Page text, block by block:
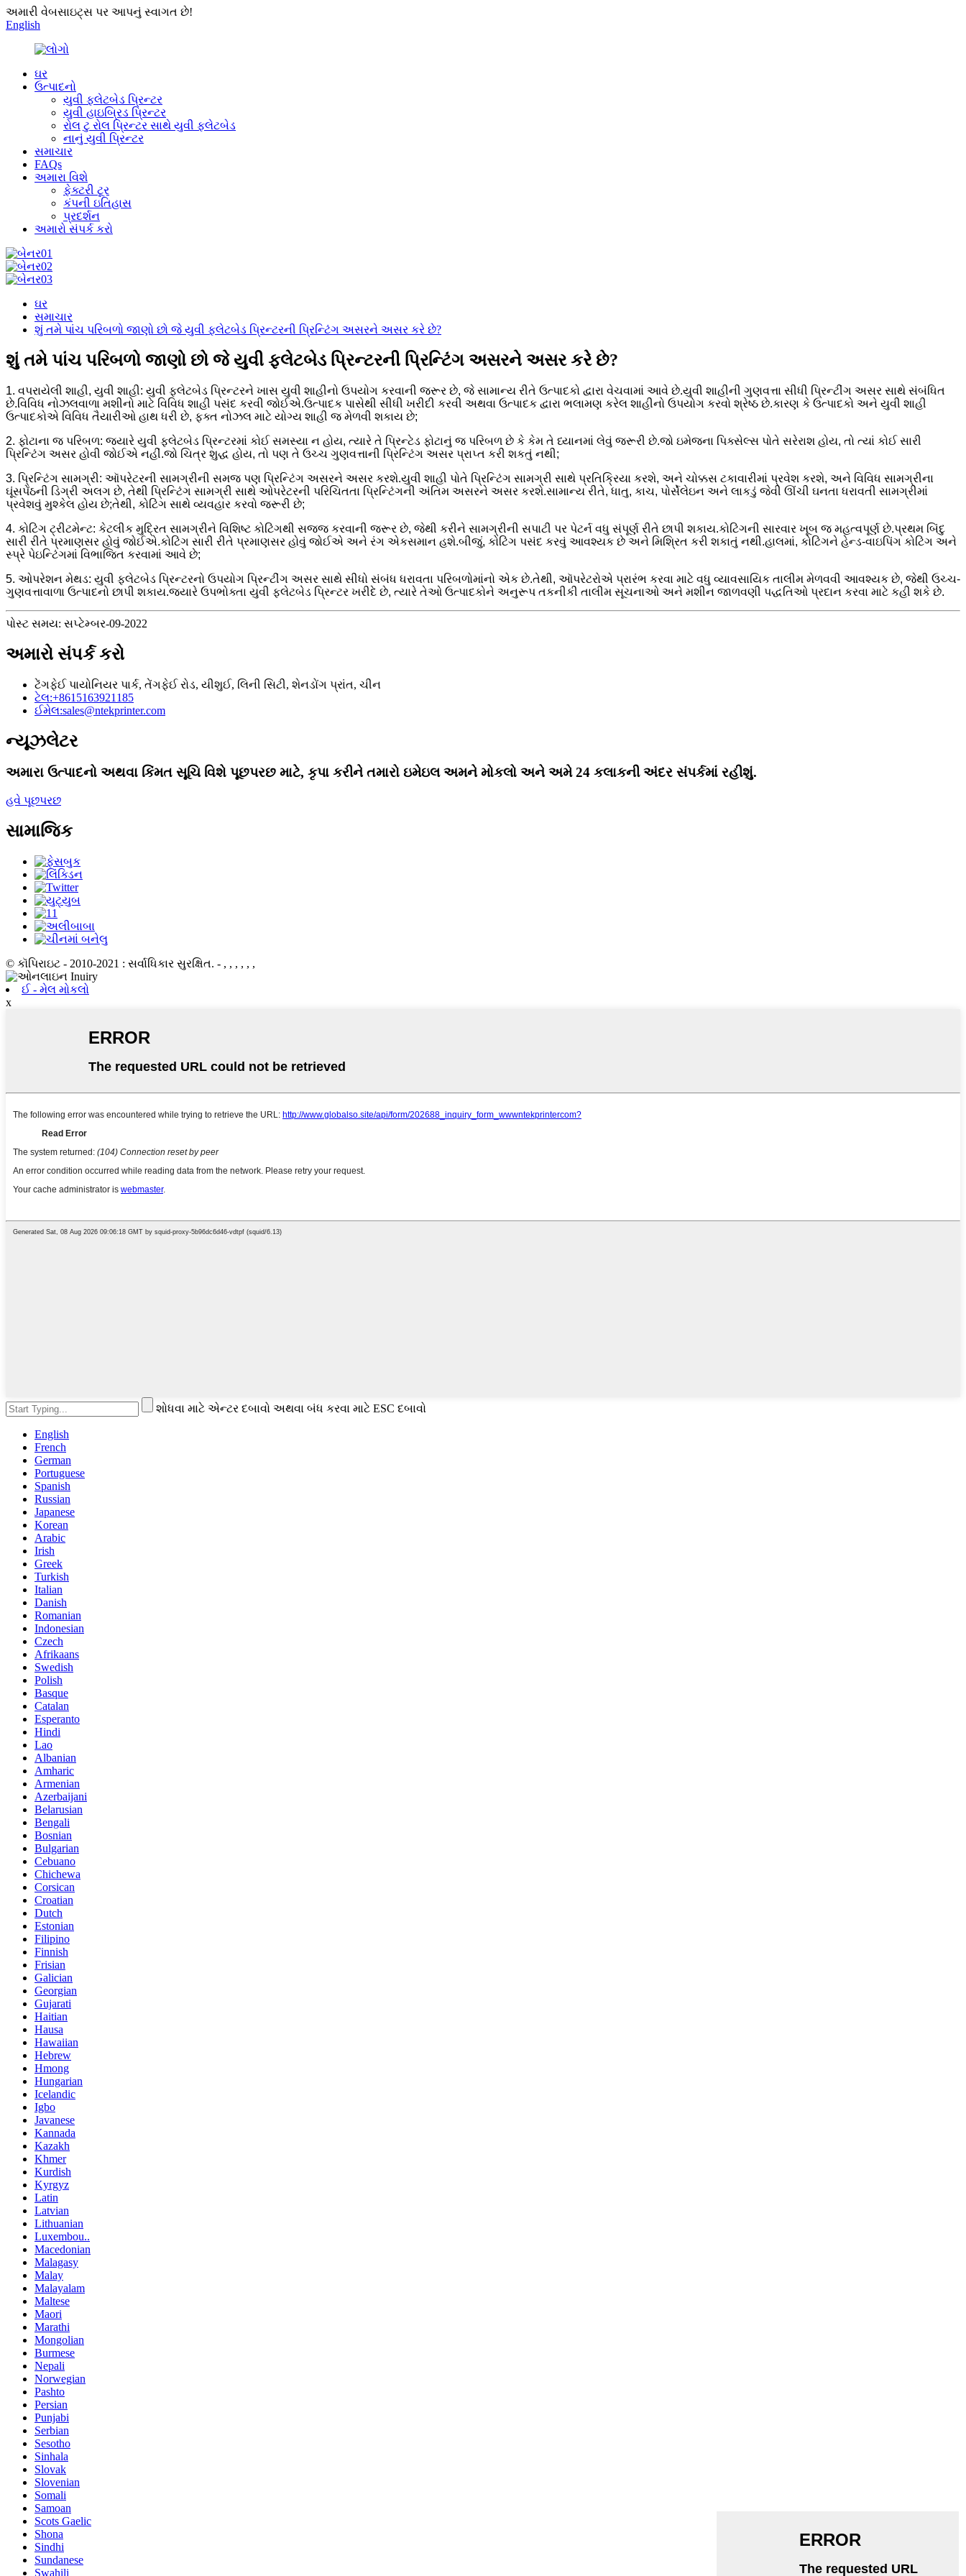
અમારી વેબસાઇટ્સ પર આપનું સ્વાગત છે!
English
ઘર
ઉત્પાદનો
યુવી ફ્લેટબેડ પ્રિન્ટર
યુવી હાઇબ્રિડ પ્રિન્ટર
રોલ ટુ રોલ પ્રિન્ટર સાથે યુવી ફ્લેટબેડ
નાનું યુવી પ્રિન્ટર
સમાચાર
FAQs
અમારા વિશે
ફેક્ટરી ટૂર
કંપની ઇતિહાસ
પ્રદર્શન
અમારો સંપર્ક કરો
ઘર
સમાચાર
શું તમે પાંચ પરિબળો જાણો છો જે યુવી ફ્લેટબેડ પ્રિન્ટરની પ્રિન્ટિંગ અસરને અસર કરે છે?
શું તમે પાંચ પરિબળો જાણો છો જે યુવી ફ્લેટબેડ પ્રિન્ટરની પ્રિન્ટિંગ અસરને અસર કરે છે?
1. વપરાયેલી શાહી, યુવી શાહી: યુવી ફ્લેટબેડ પ્રિન્ટરને ખાસ યુવી શાહીનો ઉપયોગ કરવાની જરૂર છે, જે સામાન્ય રીતે ઉત્પાદકો દ્વારા વેચવામાં આવે છે.યુવી શાહીની ગુણવત્તા સીધી પ્રિન્ટીંગ અસર સાથે સંબંધિત
છે.વિવિધ નોઝલવાળા મશીનો માટે વિવિધ શાહી પસંદ કરવી જોઈએ.ઉત્પાદક પાસેથી સીધી ખરીદી કરવી અથવા ઉત્પાદક દ્વારા ભલામણ કરેલ શાહીનો ઉપયોગ કરવો શ્રેષ્ઠ છે.કારણ કે ઉત્પાદકો અને યુવી શાહી
ઉત્પાદકોએ વિવિધ તૈયારીઓ હાથ ધરી છે, ફક્ત નોઝલ માટે યોગ્ય શાહી જ મેળવી શકાય છે;
2. ફોટાના જ પરિબળ: જ્યારે યુવી ફ્લેટબેડ પ્રિન્ટરમાં કોઈ સમસ્યા ન હોય, ત્યારે તે પ્રિન્ટેડ ફોટાનું જ પરિબળ છે કે કેમ તે ધ્યાનમાં લેવું જરૂરી છે.જો ઇમેજના પિક્સેલ્સ પોતે સરેરાશ હોય, તો ત્યાં કોઈ સારી
પ્રિન્ટિંગ અસર હોવી જોઈએ નહીં.જો ચિત્ર શુદ્ધ હોય, તો પણ તે ઉચ્ચ ગુણવત્તાની પ્રિન્ટિંગ અસર પ્રાપ્ત કરી શકતું નથી;
3. પ્રિન્ટિંગ સામગ્રી: ઑપરેટરની સામગ્રીની સમજ પણ પ્રિન્ટિંગ અસરને અસર કરશે.યુવી શાહી પોતે પ્રિન્ટિંગ સામગ્રી સાથે પ્રતિક્રિયા કરશે, અને ચોક્કસ ટકાવારીમાં પ્રવેશ કરશે, અને વિવિધ સામગ્રીના
ઘૂંસપેંઠની ડિગ્રી અલગ છે, તેથી પ્રિન્ટિંગ સામગ્રી સાથે ઓપરેટરની પરિચિતતા પ્રિન્ટિંગની અંતિમ અસરને અસર કરશે.સામાન્ય રીતે, ધાતુ, કાચ, પોર્સેલેઇન અને લાકડું જેવી ઊંચી ઘનતા ધરાવતી સામગ્રીમાં
પ્રવેશવું મુશ્કેલ હોય છે;તેથી, કોટિંગ સાથે વ્યવહાર કરવો જરૂરી છે;
4. કોટિંગ ટ્રીટમેન્ટ: કેટલીક મુદ્રિત સામગ્રીને વિશિષ્ટ કોટિંગથી સજ્જ કરવાની જરૂર છે, જેથી કરીને સામગ્રીની સપાટી પર પેટર્ન વધુ સંપૂર્ણ રીતે છાપી શકાય.કોટિંગની સારવાર ખૂબ જ મહત્વપૂર્ણ છે.પ્રથમ બિંદુ
સારી રીતે પ્રમાણસર હોવું જોઈએ.કોટિંગ સારી રીતે પ્રમાણસર હોવું જોઈએ અને રંગ એકસમાન હશે.બીજું, કોટિંગ પસંદ કરવું આવશ્યક છે અને મિશ્રિત કરી શકાતું નથી.હાલમાં, કોટિંગને હેન્ડ-વાઇપિંગ કોટિંગ અને
સ્પ્રે પેઇન્ટિંગમાં વિભાજિત કરવામાં આવે છે;
5. ઓપરેશન મેથડ: યુવી ફ્લેટબેડ પ્રિન્ટરનો ઉપયોગ પ્રિન્ટીંગ અસર સાથે સીધો સંબંધ ધરાવતા પરિબળોમાંનો એક છે.તેથી, ઑપરેટરોએ પ્રારંભ કરવા માટે વધુ વ્યાવસાયિક તાલીમ મેળવવી આવશ્યક છે, જેથી ઉચ્ચ-
ગુણવત્તાવાળા ઉત્પાદનો છાપી શકાય.જ્યારે ઉપભોક્તા યુવી ફ્લેટબેડ પ્રિન્ટર ખરીદે છે, ત્યારે તેઓ ઉત્પાદકોને અનુરૂપ તકનીકી તાલીમ સૂચનાઓ અને મશીન જાળવણી પદ્ધતિઓ પ્રદાન કરવા માટે કહી શકે છે.
પોસ્ટ સમય: સપ્ટેમ્બર-09-2022
અમારો સંપર્ક કરો
ટેંગફેઈ પાયોનિયર પાર્ક, તેંગફેઈ રોડ, યીશુઈ, લિની સિટી, શેનડોંગ પ્રાંત, ચીન
ટેલ:+8615163921185
ઈમેલ:sales@ntekprinter.com
ન્યૂઝલેટર
અમારા ઉત્પાદનો અથવા કિંમત સૂચિ વિશે પૂછપરછ માટે, કૃપા કરીને તમારો ઇમેઇલ અમને મોકલો અને અમે 24 કલાકની અંદર સંપર્કમાં રહીશું.
હવે પૂછપરછ
સામાજિક
© કૉપિરાઇટ - 2010-2021 : સર્વાધિકાર સુરક્ષિત. - , , , , , ,
ઈ - મેલ મોકલો
x
શોધવા માટે એન્ટર દબાવો અથવા બંધ કરવા માટે ESC દબાવો
English
French
German
Portuguese
Spanish
Russian
Japanese
Korean
Arabic
Irish
Greek
Turkish
Italian
Danish
Romanian
Indonesian
Czech
Afrikaans
Swedish
Polish
Basque
Catalan
Esperanto
Hindi
Lao
Albanian
Amharic
Armenian
Azerbaijani
Belarusian
Bengali
Bosnian
Bulgarian
Cebuano
Chichewa
Corsican
Croatian
Dutch
Estonian
Filipino
Finnish
Frisian
Galician
Georgian
Gujarati
Haitian
Hausa
Hawaiian
Hebrew
Hmong
Hungarian
Icelandic
Igbo
Javanese
Kannada
Kazakh
Khmer
Kurdish
Kyrgyz
Latin
Latvian
Lithuanian
Luxembou..
Macedonian
Malagasy
Malay
Malayalam
Maltese
Maori
Marathi
Mongolian
Burmese
Nepali
Norwegian
Pashto
Persian
Punjabi
Serbian
Sesotho
Sinhala
Slovak
Slovenian
Somali
Samoan
Scots Gaelic
Shona
Sindhi
Sundanese
Swahili